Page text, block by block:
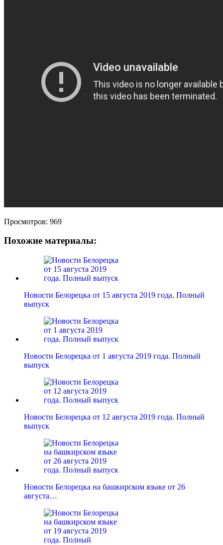
Просмотров: 969
Похожие материалы:
Новости Белорецка от 15 августа 2019 года. Полный
выпуск
Новости Белорецка от 1 августа 2019 года. Полный
выпуск
Новости Белорецка от 12 августа 2019 года. Полный
выпуск
Новости Белорецка на башкирском языке от 26
августа…